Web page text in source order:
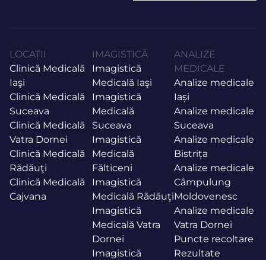
LOCAȚII
Clinică Medicală
Iaşi
Clinică Medicală
Suceava
Clinică Medicală
Vatra Dornei
Clinică Medicală
Rădăuţi
Clinică Medicală
Cajvana
IMAGISTICĂ
Imagistică
Medicală Iaşi
Imagistică
Medicală
Suceava
Imagistică
Medicală
Fălticeni
Imagistică
Medicală Rădăuţi
Imagistică
Medicală Vatra
Dornei
Imagistică
ANALIZE
MEDICALE
Analize medicale
Iași
Analize medicale
Suceava
Analize medicale
Bistrița
Analize medicale
Câmpulung
Moldovenesc
Analize medicale
Vatra Dornei
Puncte recoltare
Rezultate